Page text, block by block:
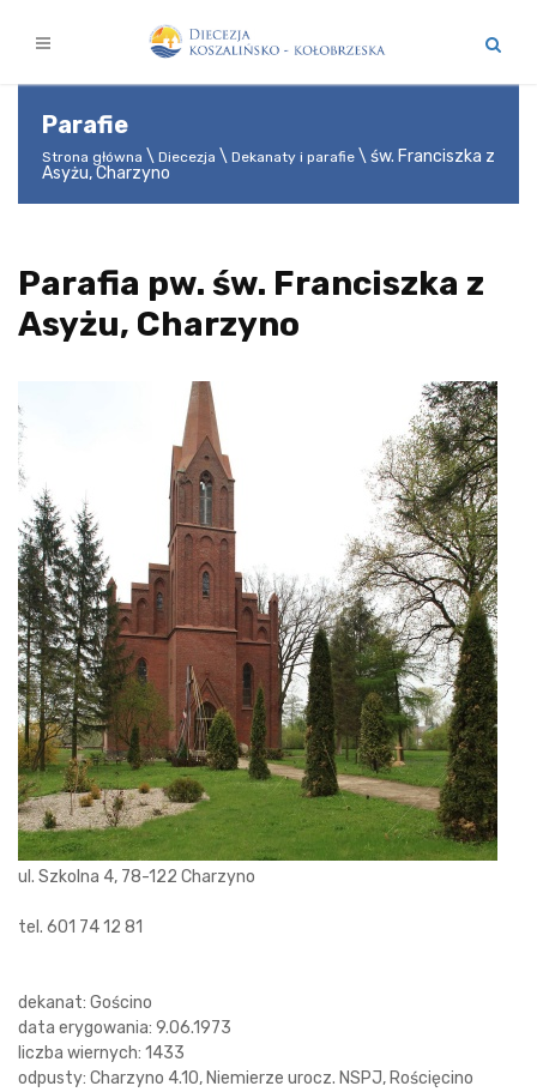
Parafie
Strona główna Diecezja Dekanaty i parafie
św. Franciszka z
Asyżu, Charzyno
Parafia pw. św. Franciszka z
Asyżu, Charzyno
ul. Szkolna 4, 78-122 Charzyno
tel. 601 74 12 81
dekanat: Gościno
data erygowania: 9.06.1973
liczba wiernych: 1433
odpusty: Charzyno 4.10, Niemierze urocz. NSPJ, Rościęcino